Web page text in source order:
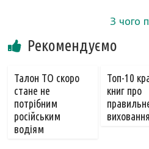
З чого
Рекомендуємо
Талон ТО скоро
стане не
потрібним
російським
водіям
Топ-10
книг про